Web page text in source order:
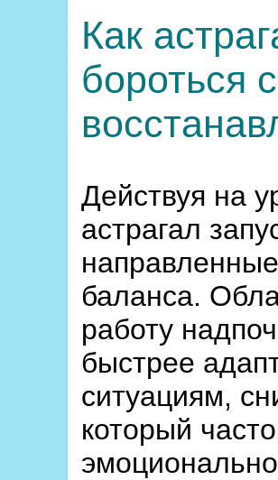
Как
бороться
Действуя на
астрагал
баланса.
работу
быстрее
ситуациям,
который